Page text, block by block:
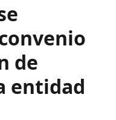
de
entidad